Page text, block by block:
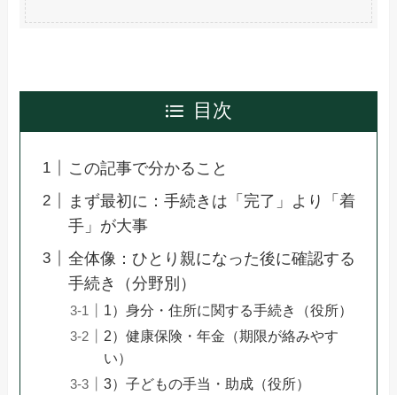
目次
この記事で分かること
まず最初に：手続きは「完了」より「着
手」が大事
全体像：ひとり親になった後に確認する
手続き（分野別）
1）身分・住所に関する手続き（役所）
2）健康保険・年金（期限が絡みやす
い）
3）子どもの手当・助成（役所）